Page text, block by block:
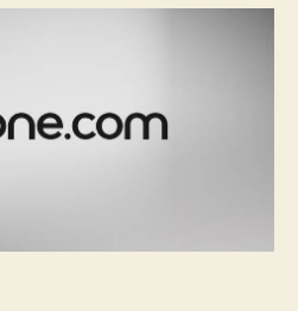
One.com,
hébergeur
web.